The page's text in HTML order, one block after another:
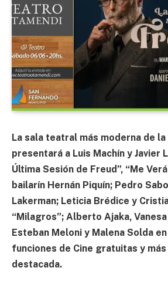
La sala teatral más moderna de
presentará a Luis Machín y Javier
Última Sesión de Freud”, “Me
bailarín Hernán Piquín; Pedro
Lakerman; Leticia Brédice y
“Milagros”; Alberto Ajaka,
Esteban Meloni y Malena Solda en
funciones de Cine gratuitas y
destacada.